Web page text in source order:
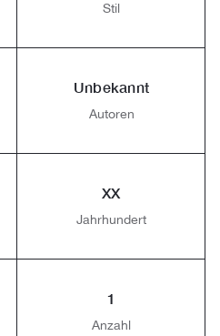
Stil
Unbekannt
Autoren
XX
Jahrhundert
1
Anzahl